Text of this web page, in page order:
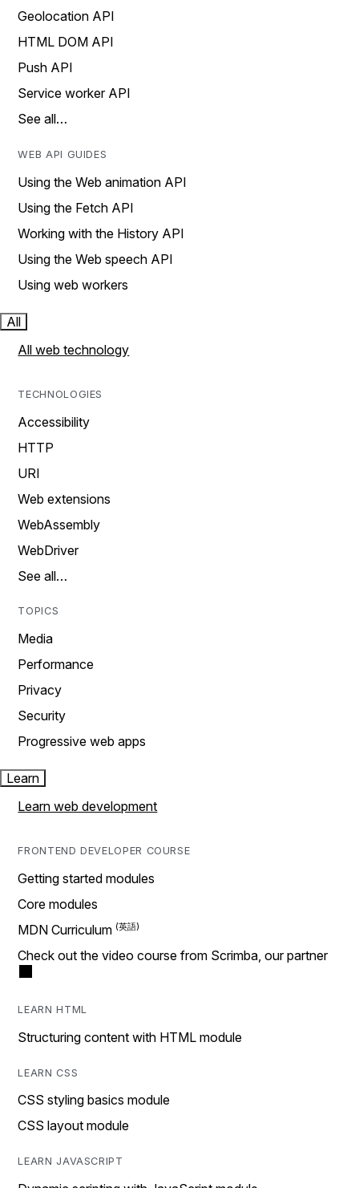
Geolocation API
HTML DOM API
Push API
Service worker API
See all…
WEB API GUIDES
Using the Web animation API
Using the Fetch API
Working with the History API
Using the Web speech API
Using web workers
All
All web technology
TECHNOLOGIES
Accessibility
HTTP
URI
Web extensions
WebAssembly
WebDriver
See all…
TOPICS
Media
Performance
Privacy
Security
Progressive web apps
Learn
Learn web development
FRONTEND DEVELOPER COURSE
Getting started modules
Core modules
MDN Curriculum
Check out the video course from Scrimba, our partner
LEARN HTML
Structuring content with HTML module
LEARN CSS
CSS styling basics module
CSS layout module
LEARN JAVASCRIPT